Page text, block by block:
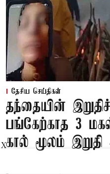
தேசிய செய்திகள்
தந்தையின்
பங்கேற்காத 3
கால் மூலம்
X